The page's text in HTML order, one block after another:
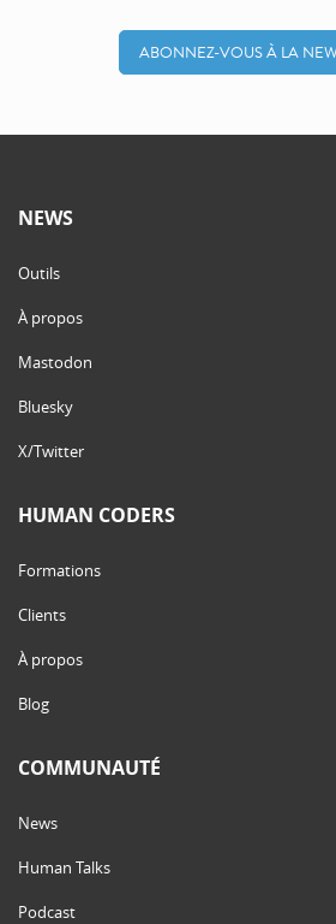
ABONNEZ-VOUS À LA
NEWS
Outils
À propos
Mastodon
Bluesky
X/Twitter
HUMAN CODERS
Formations
Clients
À propos
Blog
COMMUNAUTÉ
News
Human Talks
Podcast